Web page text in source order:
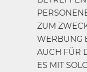
ZUM
WERBUNG
AUCH FÜR
ES MIT